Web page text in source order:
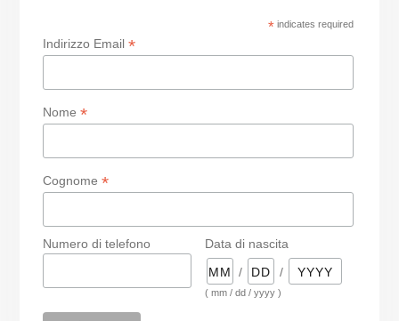
*indicates required
Indirizzo Email *
Nome *
Cognome *
Numero di telefono
Data di nascita
/
/
( mm / dd / yyyy )